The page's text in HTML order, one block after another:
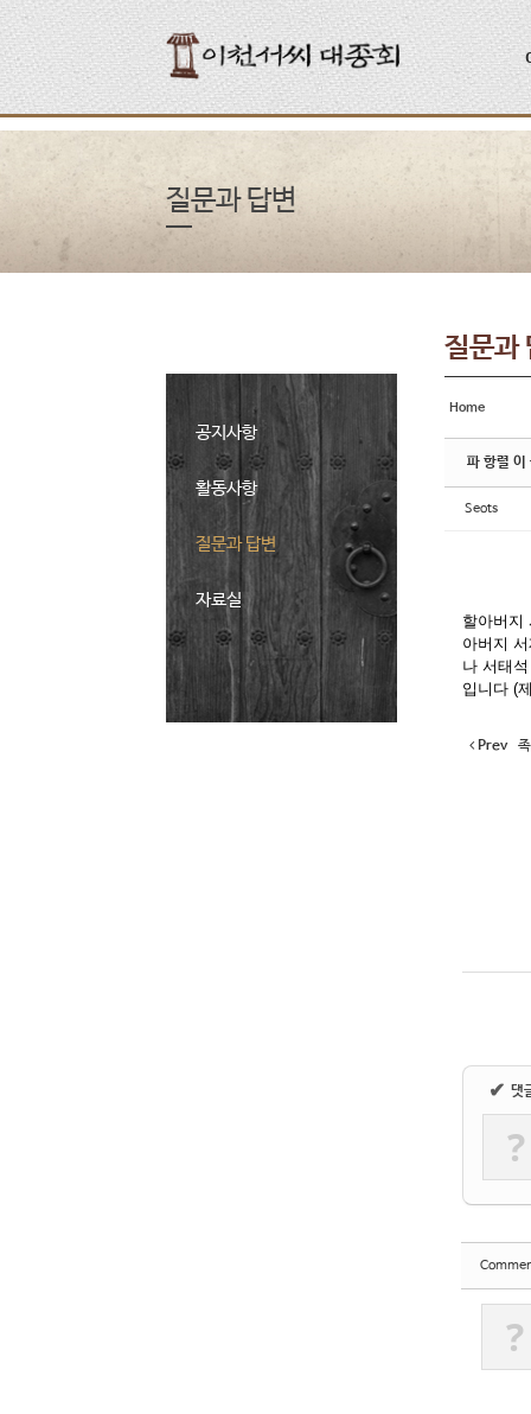
질문과 답변
공지사항
활동사항
질문과 답변
자료실
질문과
Home
파 항렬 이
Seots
할아버지
아버지
나 서태
입니다 (
Prev
✔ 댓
?
?